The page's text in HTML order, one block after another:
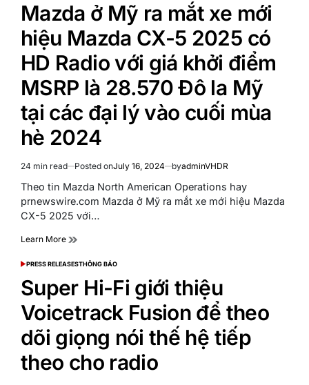
Mazda ở Mỹ ra mắt xe mới
hiệu Mazda CX-5 2025 có
HD Radio với giá khởi điểm
MSRP là 28.570 Đô la Mỹ
tại các đại lý vào cuối mùa
hè 2024
Estimated
read
24 min read Posted onJuly 16, 2024 byadminVHDR
Theo tin Mazda North American Operations hay
prnewswire.com Mazda ở Mỹ ra mắt xe mới hiệu Mazda
CX-5 2025 với…
Learn More
POSTED
PRESS RELEASESTHÔNG BÁO
Super Hi-Fi giới thiệu
Voicetrack Fusion để theo
dõi giọng nói thế hệ tiếp
theo cho radio